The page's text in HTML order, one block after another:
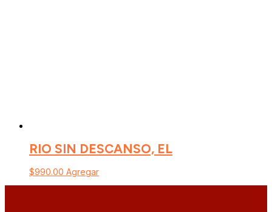
RIO SIN DESCANSO, EL
$990.00 Agregar